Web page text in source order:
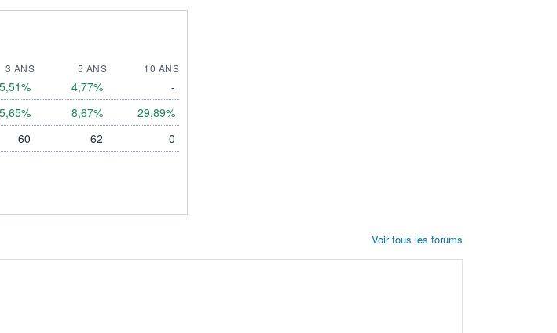
3 ANS 5 ANS
10 ANS
4,77% -
8,67% 29,89%
60 62 0
Voir tous les forums